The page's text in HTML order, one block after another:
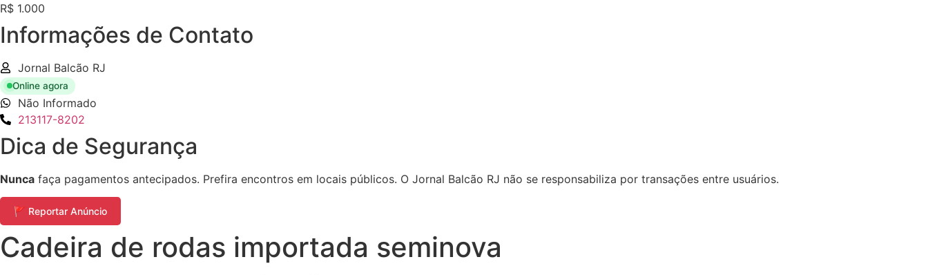
R$ 1.000
Informações de Contato
Jornal Balcão RJ
Online agora
Não Informado
213117-8202
Dica de Segurança
Nunca faça pagamentos antecipados. Prefira encontros em locais públicos. O Jornal Balcão RJ não se responsabiliza por transações entre usuários.
🚩 Reportar Anúncio
Cadeira de rodas importada seminova